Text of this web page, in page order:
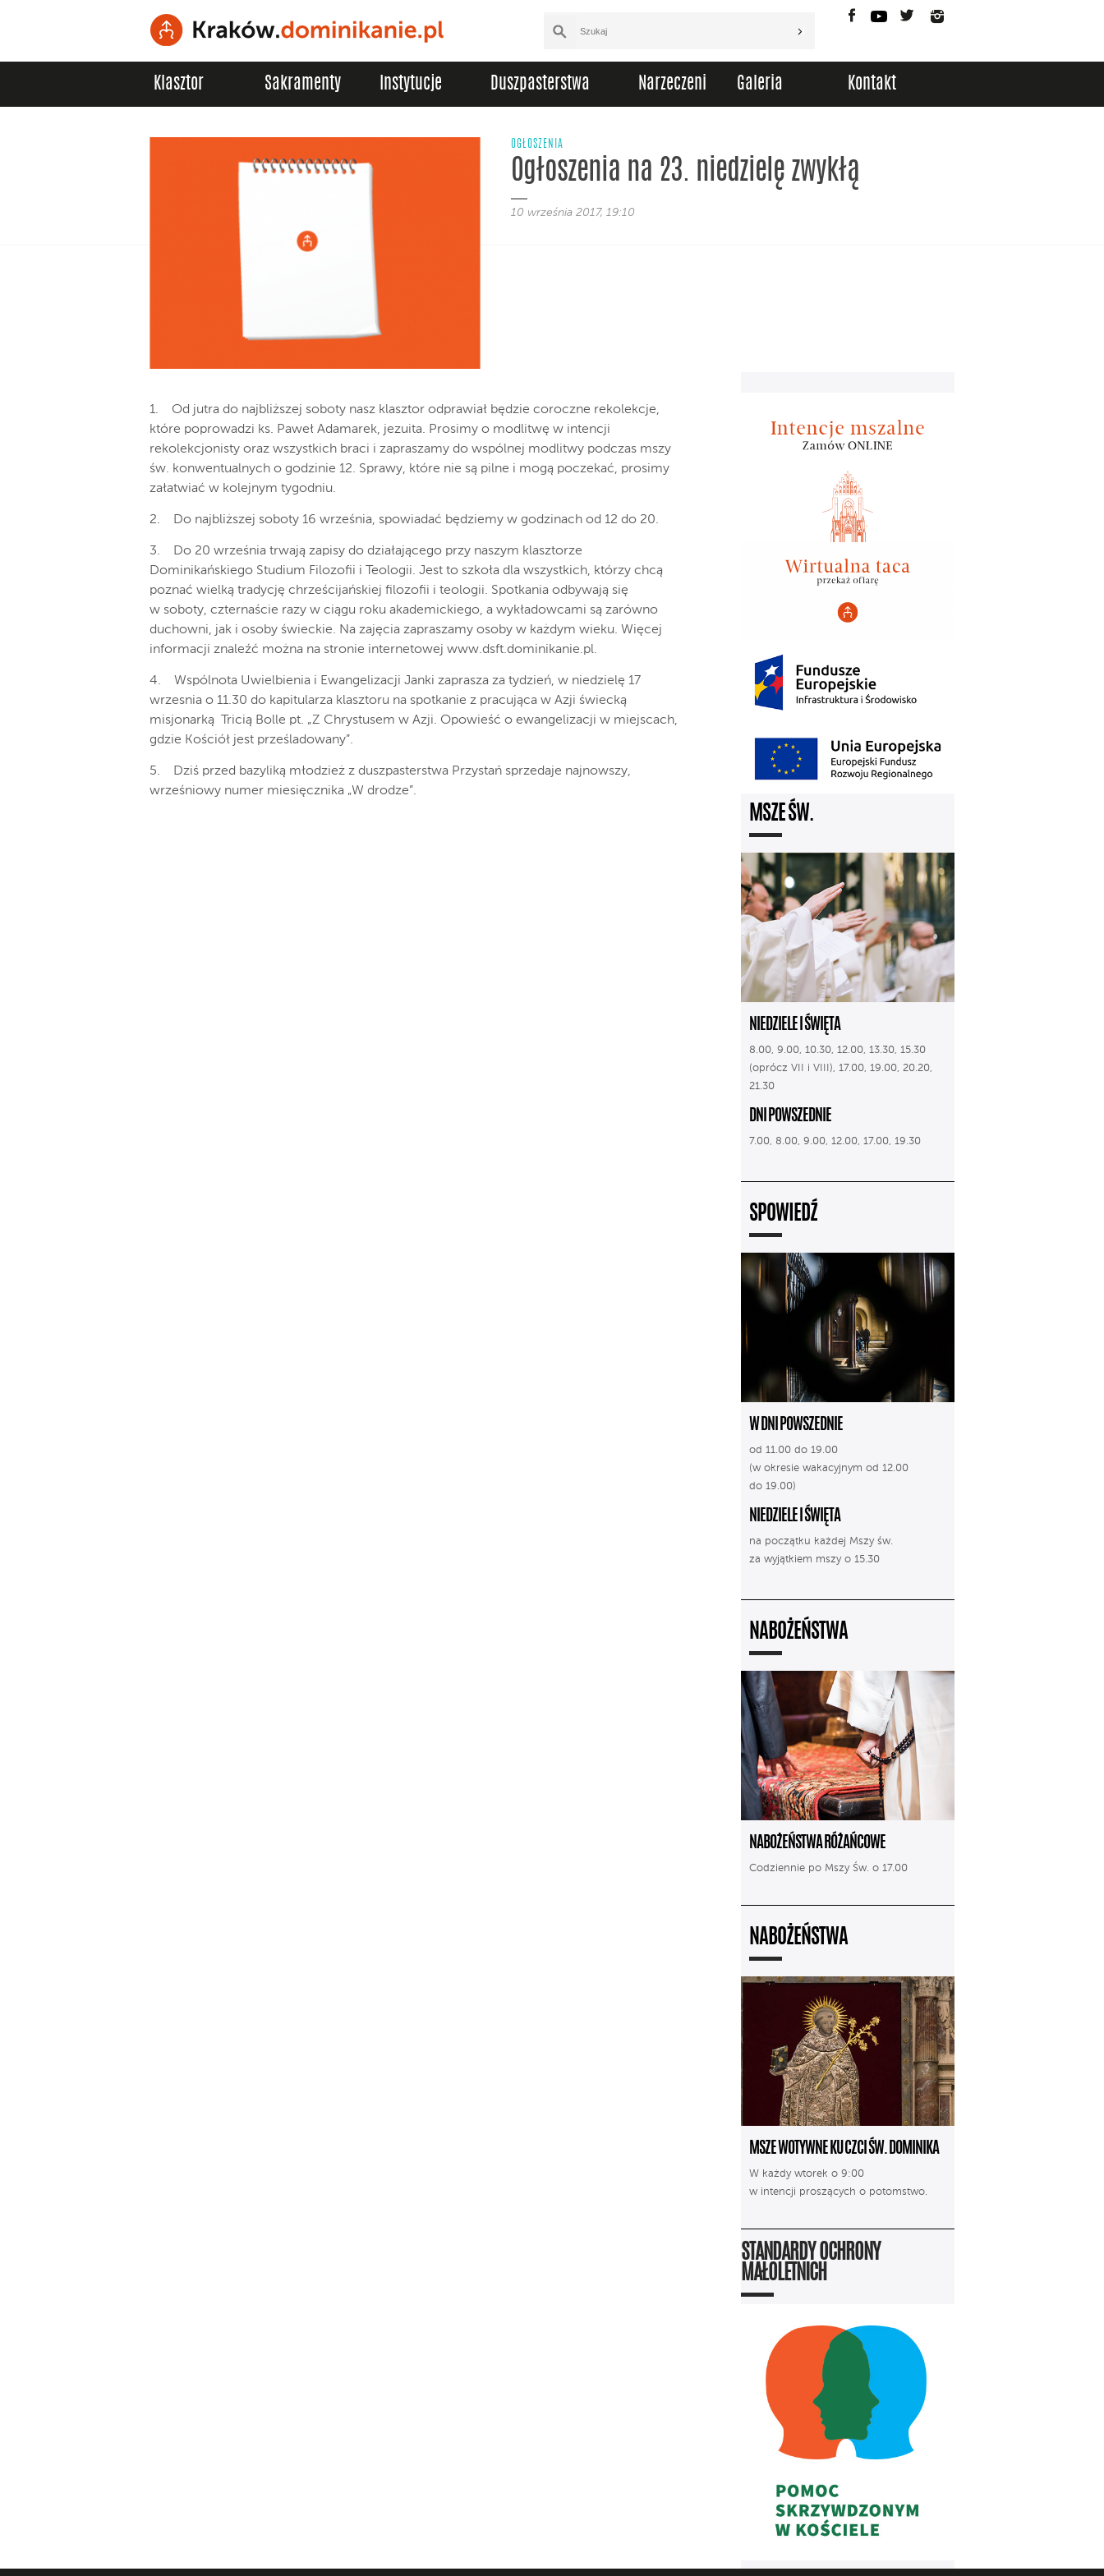
FacebookYouTubeTwitter
Klasztor Sakramenty Instytucje Duszpasterstwa Narzeczeni Galeria Kontakt
OGŁOSZENIA
Ogłoszenia na 23. niedzielę zwykłą
10 września 2017, 19:10
1. Od jutra do najbliższej soboty nasz klasztor odprawiał będzie coroczne rekolekcje,
które poprowadzi ks. Paweł Adamarek, jezuita. Prosimy o modlitwę w intencji
rekolekcjonisty oraz wszystkich braci i zapraszamy do wspólnej modlitwy podczas mszy
św. konwentualnych o godzinie 12. Sprawy, które nie są pilne i mogą poczekać, prosimy
załatwiać w kolejnym tygodniu.
2. Do najbliższej soboty 16 września, spowiadać będziemy w godzinach od 12 do 20.
3. Do 20 września trwają zapisy do działającego przy naszym klasztorze
Dominikańskiego Studium Filozofii i Teologii. Jest to szkoła dla wszystkich, którzy chcą
poznać wielką tradycję chrześcijańskiej filozofii i teologii. Spotkania odbywają się
w soboty, czternaście razy w ciągu roku akademickiego, a wykładowcami są zarówno
duchowni, jak i osoby świeckie. Na zajęcia zapraszamy osoby w każdym wieku. Więcej
informacji znaleźć można na stronie internetowej www.dsft.dominikanie.pl.
4. Wspólnota Uwielbienia i Ewangelizacji Janki zaprasza za tydzień, w niedzielę 17
wrzesnia o 11.30 do kapitularza klasztoru na spotkanie z pracująca w Azji świecką
misjonarką Tricią Bolle pt. „Z Chrystusem w Azji. Opowieść o ewangelizacji w miejscach,
gdzie Kościół jest prześladowany”.
5. Dziś przed bazyliką młodzież z duszpasterstwa Przystań sprzedaje najnowszy,
wrześniowy numer miesięcznika „W drodze”.
MSZE ŚW.
NIEDZIELE I ŚWIĘTA
8.00, 9.00, 10.30, 12.00, 13.30, 15.30
(oprócz VII i VIII), 17.00, 19.00, 20.20,
21.30
DNI POWSZEDNIE
7.00, 8.00, 9.00, 12.00, 17.00, 19.30
SPOWIEDŹ
W DNI POWSZEDNIE
od 11.00 do 19.00
(w okresie wakacyjnym od 12.00
do 19.00)
NIEDZIELE I ŚWIĘTA
na początku każdej Mszy św.
za wyjątkiem mszy o 15.30
NABOŻEŃSTWA
NABOŻEŃSTWA RÓŻAŃCOWE
Codziennie po Mszy Św. o 17.00
NABOŻEŃSTWA
MSZE WOTYWNE KU CZCI ŚW. DOMINIKA
W każdy wtorek o 9:00
w intencji proszących o potomstwo.
STANDARDY OCHRONY
MAŁOLETNICH